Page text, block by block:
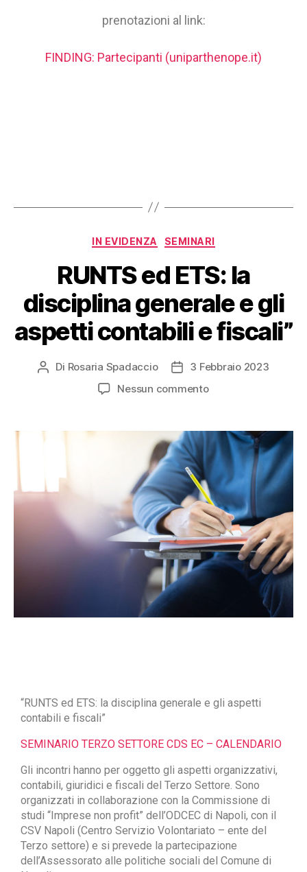
prenotazioni al link:
FINDING: Partecipanti (uniparthenope.it)
IN EVIDENZA SEMINARI
RUNTS ed ETS: la
disciplina generale e gli
aspetti contabili e fiscali”
Di Rosaria Spadaccio
3 Febbraio 2023
Nessun commento
“RUNTS ed ETS: la disciplina generale e gli aspetti
contabili e fiscali”
SEMINARIO TERZO SETTORE CDS EC – CALENDARIO
Gli incontri hanno per oggetto gli aspetti organizzativi,
contabili, giuridici e fiscali del Terzo Settore. Sono
organizzati in collaborazione con la Commissione di
studi “Imprese non profit” dell’ODCEC di Napoli, con il
CSV Napoli (Centro Servizio Volontariato – ente del
Terzo settore) e si prevede la partecipazione
dell’Assessorato alle politiche sociali del Comune di